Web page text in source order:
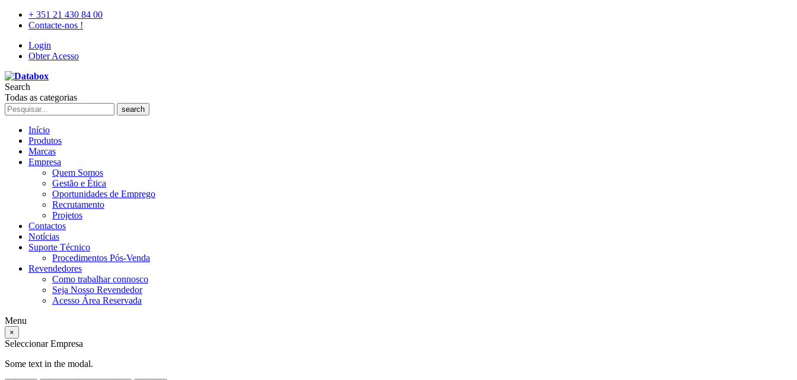
+ 351 21 430 84 00
Contacte-nos !
Login
Obter Acesso
Search
Todas as categorias
search
Início
Produtos
Marcas
Empresa
Quem Somos
Gestão e Ética
Oportunidades de Emprego
Recrutamento
Projetos
Contactos
Notícias
Suporte Técnico
Procedimentos Pós-Venda
Revendedores
Como trabalhar connosco
Seja Nosso Revendedor
Acesso Área Reservada
Menu
×
Seleccionar Empresa
Some text in the modal.